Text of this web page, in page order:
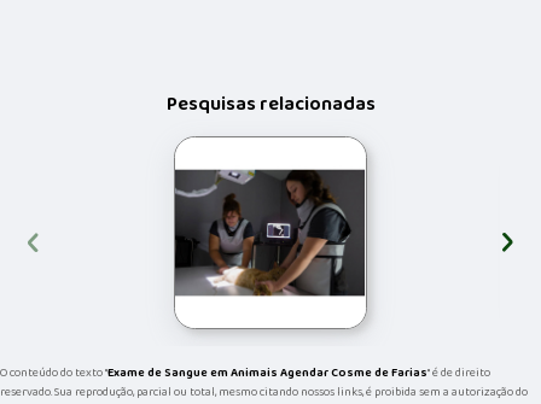
Pesquisas relacionadas
‹ ›
O conteúdo do texto "Exame de Sangue em Animais Agendar Cosme de Farias" é de direito
reservado. Sua reprodução, parcial ou total, mesmo citando nossos links, é proibida sem a autorização do